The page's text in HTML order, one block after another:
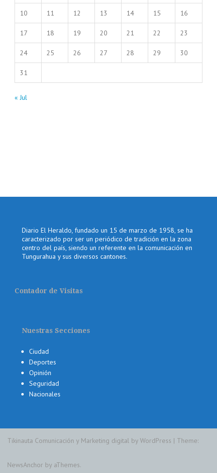
10 11 12 13 14 15 16
17 18 19 20 21 22 23
24 25 26 27 28 29 30
31
« Jul
Diario El Heraldo, fundado un 15 de marzo de 1958, se ha
caracterizado por ser un periódico de tradición en la zona
centro del país, siendo un referente en la comunicación en
Tungurahua y sus diversos cantones.
Contador de Visitas
Nuestras Secciones
Ciudad
Deportes
Opinión
Seguridad
Nacionales
Tikinauta Comunicación y Marketing digital by WordPress | Theme:
NewsAnchor by aThemes.